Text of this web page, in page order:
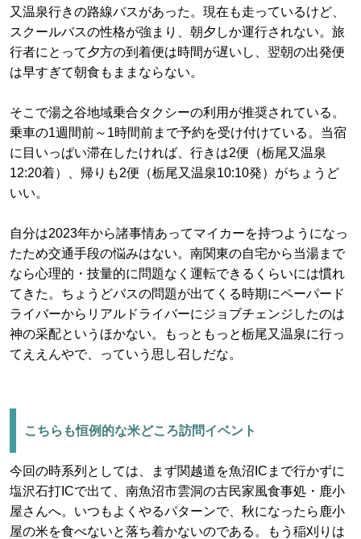
又温泉行きの路線バスがあった。現在も走っているけど、
スクールバスの性格が強まり、朝夕しか運行されない。旅
行者にとって夕方の到着便は時間が遅いし、翌朝の出発便
は早すぎて朝食もままならない。
そこで湯之谷地域乗合タクシーの利用が推奨されている。
乗車の1週間前～1時間前まで予約を受け付けている。当宿
に目いっぱい滞在したければ、行きは2便（栃尾又温泉
12:20着）、帰りも2便（栃尾又温泉10:10発）がちょうど
いい。
自分は2023年から諸事情あってマイカーを持つようになっ
たため交通手段の悩みはない。南関東の自宅から当湯まで
なら心理的・技量的に問題なく運転できるくらいには慣れ
てきた。ちょうどバスの問題が出てくる時期にペーパード
ライバーからリアルドライバーにジョブチェンジしたのは
神の采配というほかない。もっともっと栃尾又温泉に行っ
てええんやで、っていう思し召しだな。
こちらも恒例的な米どころ訪問イベント
今回の時系列としては、まず関越道を魚沼ICまで行かずに
塩沢石打ICで出て、南魚沼市雲洞の古民家風食事処・鹿小
屋さんへ。いつもよくやるパターンで、秋になったら鹿小
屋の米を食べないと落ち着かないのである。もう稲刈りは